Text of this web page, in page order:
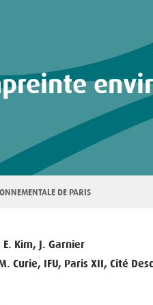
DE PARIS
Kim, J. Garnier
Curie, IFU, Paris XII, Cité